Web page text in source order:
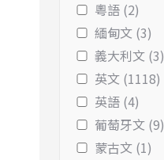
粵語 (2)
緬甸文 (3)
義大利文 (3)
英文 (1118)
英語 (4)
葡萄牙文 (9)
蒙古文 (1)